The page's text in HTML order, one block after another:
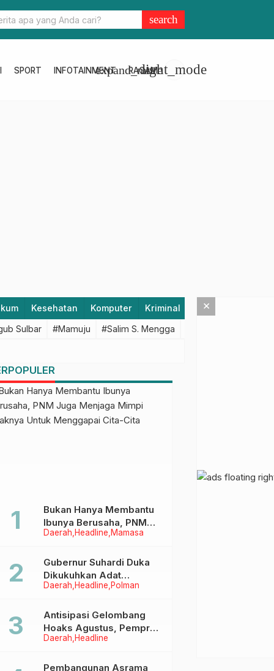
Gelar Donor Darah Kolaboratif di Balai Karantina Hewan, Ikan,
search
SPORT INFOTAINMENT RAGAM
expand_morelight_mode
Kesehatan Komputer Kriminal Lifestyle
Sulbar #Mamuju #Salim S. Mengga
Daerah Headline Mamasa
Bukan Hanya Membantu
Ibunya Berusaha, PNM
Juga Menjaga Mimpi
Menggapai Cita-Cita
Daerah Headline Polman
Gubernur Suhardi Duka
Dikukuhkan Adat
Balanipa, Raih Gelar Sulo
Daerah Headline
Antisipasi Gelombang
Hoaks Agustus, Pemprov
Sulbar Ajak Warga Jaga
Pembangunan Asrama
×